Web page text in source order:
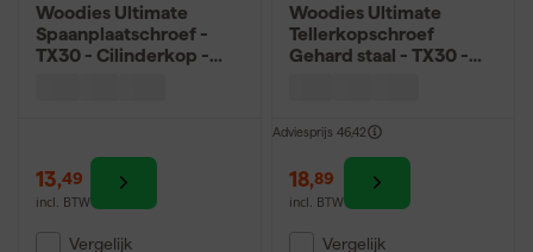
Woodies Ultimate
Spaanplaatschroef -
TX30 - Cilinderkop -
13,49
incl. BTW
Vergelijk
Woodies Ultimate
Tellerkopschroef
Gehard staal - TX30 -
Adviesprijs 46,42
18,89
incl. BTW
Vergelijk